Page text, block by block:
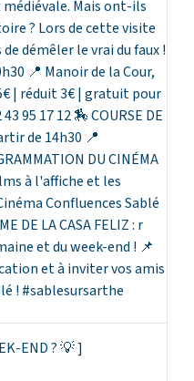
END ? 💡 ]